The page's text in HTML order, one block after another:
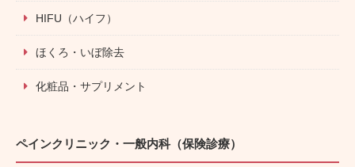
HIFU（ハイフ）
ほくろ・いぼ除去
化粧品・サプリメント
ペインクリニック・一般内科（保険診療）